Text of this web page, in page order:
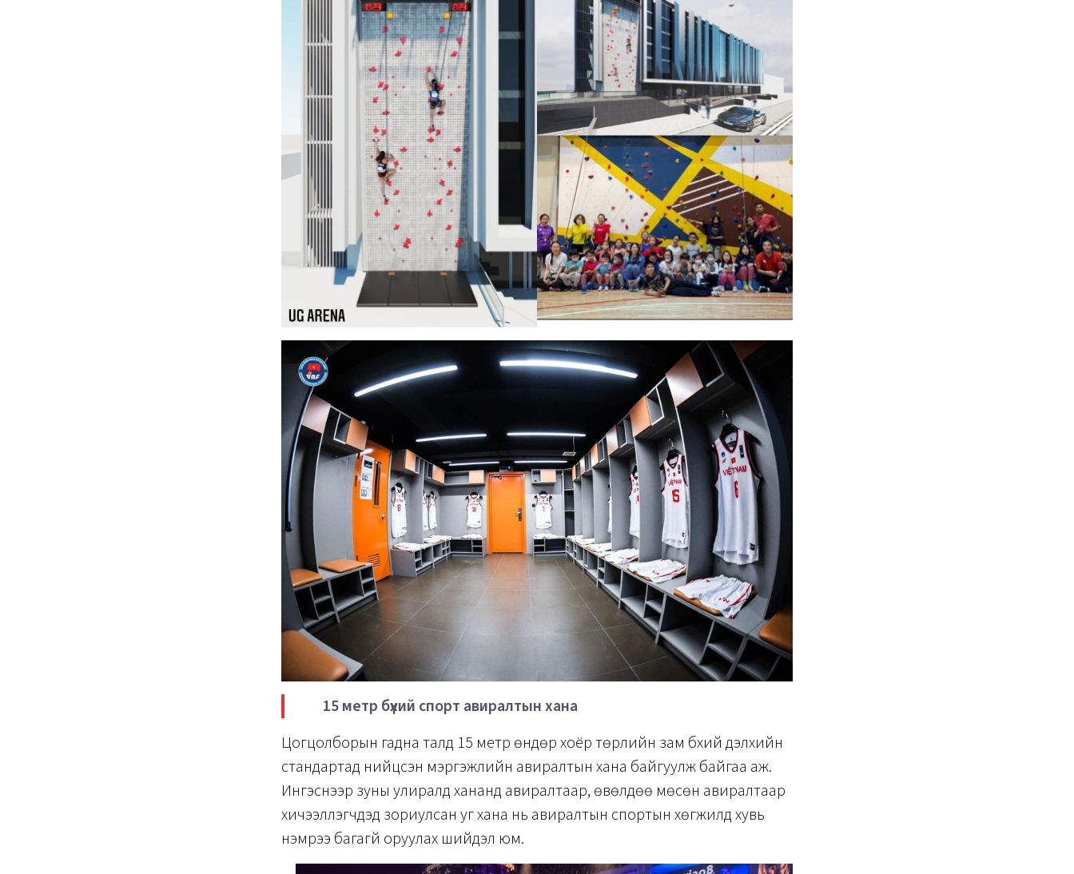
15 метр бүхий спорт авиралтын хана
Цогцолборын гадна талд 15 метр өндөр хоёр төрлийн зам бүхий дэлхийн
стандартад нийцсэн мэргэжлийн авиралтын хана байгуулж байгаа аж.
Ингэснээр зуны улиралд хананд авиралтаар, өвөлдөө мөсөн авиралтаар
хичээллэгчдэд зориулсан уг хана нь авиралтын спортын хөгжилд хувь
нэмрээ багагүй оруулах шийдэл юм.